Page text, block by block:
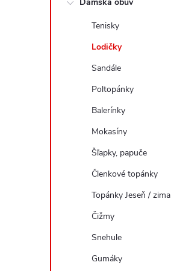
Tenisky
Lodičky
Sandále
Poltopánky
Balerínky
Mokasíny
Šľapky, papuče
Členkové topánky
Topánky Jeseň / zima
Čižmy
Snehule
Gumáky